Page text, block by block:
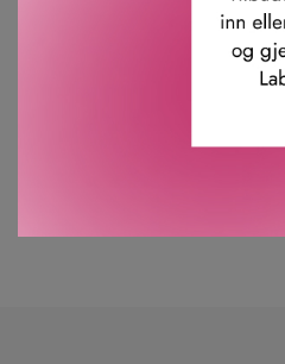
revitaliserende, biomimetiske
effekten av påfølgende
Leverandørs artikkelnummer: